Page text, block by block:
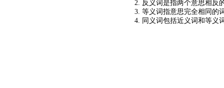
2. 反义词是指两个意思相反
3. 等义词指意思完全相同的词
4. 同义词包括近义词和等义词